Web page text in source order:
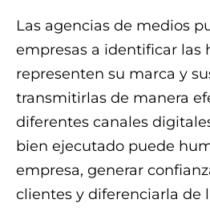
Las agencias de medios
empresas a identificar las
representen su marca y
transmitirlas de manera
diferentes canales
bien ejecutado puede
empresa, generar
clientes y diferenciarla de